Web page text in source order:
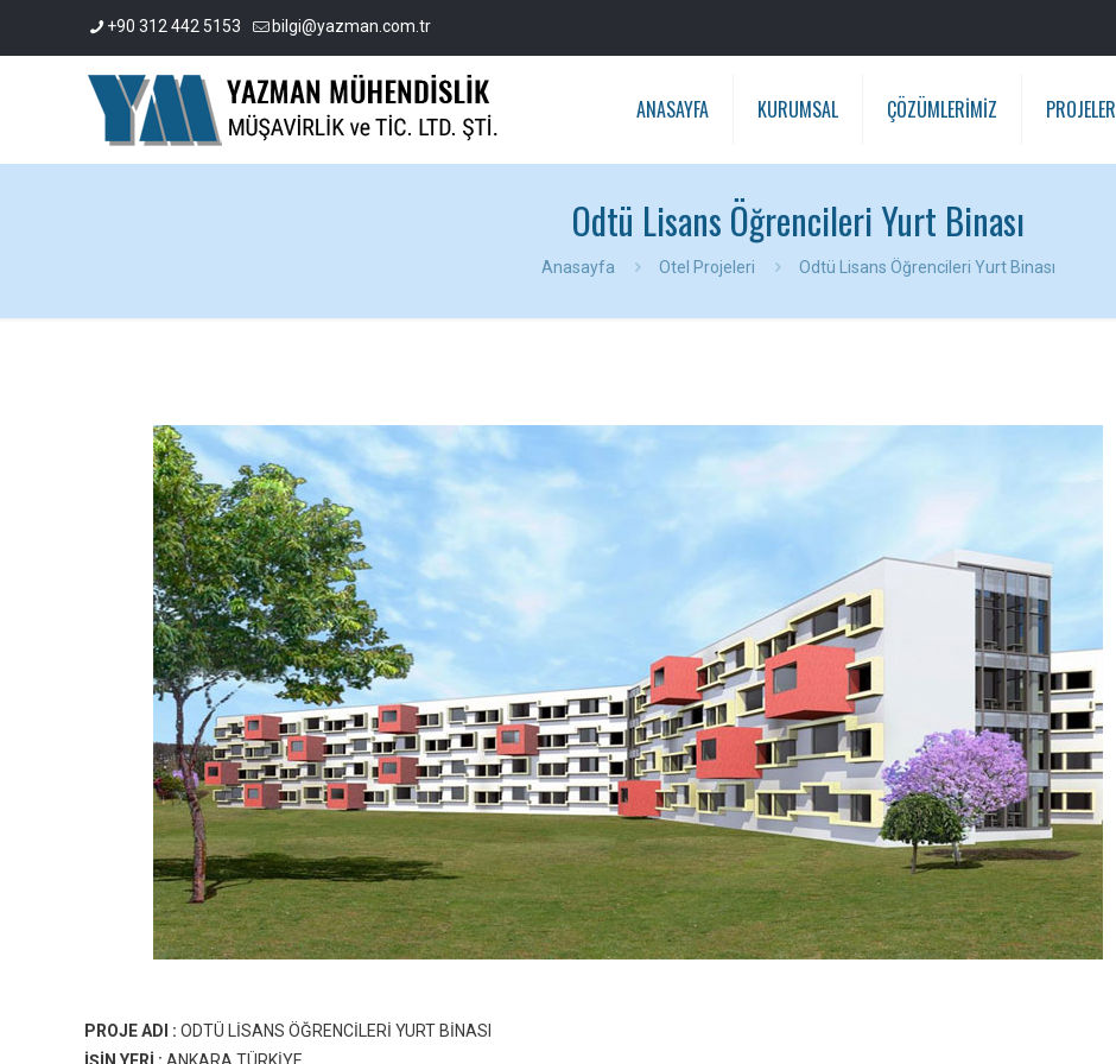
+90 312 442 5153 bilgi@yazman.com.tr
ANASAYFA KURUMSAL ÇÖZÜMLERİMİZ PROJELER
Odtü Lisans Öğrencileri Yurt Binası
Anasayfa Otel Projeleri Odtü Lisans Öğrencileri Yurt Binası
PROJE ADI : ODTÜ LİSANS ÖĞRENCİLERİ YURT BİNASI